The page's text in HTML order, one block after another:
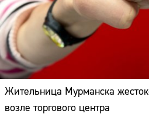
Жительница Мурманска
возле торгового центра